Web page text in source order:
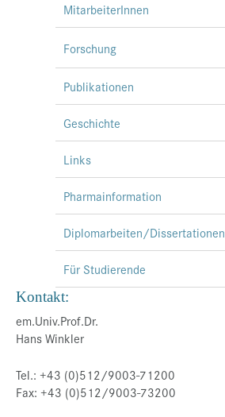
MitarbeiterInnen
Forschung
Publikationen
Geschichte
Links
Pharmainformation
Diplomarbeiten/Dissertationen
Für Studierende
Kontakt:
em.Univ.Prof.Dr.
Hans Winkler
Tel.: +43 (0)512/9003-71200
Fax: +43 (0)512/9003-73200